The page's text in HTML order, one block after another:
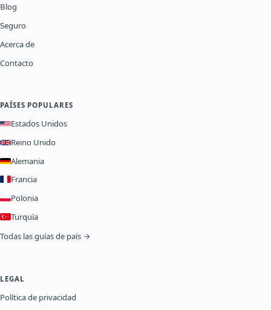
Blog
Seguro
Acerca de
Contacto
PAÍSES POPULARES
Estados Unidos
Reino Unido
Alemania
Francia
Polonia
Turquía
Todas las guías de país →
LEGAL
Política de privacidad